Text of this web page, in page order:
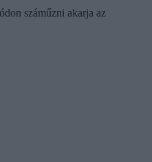
száműzni akarja az